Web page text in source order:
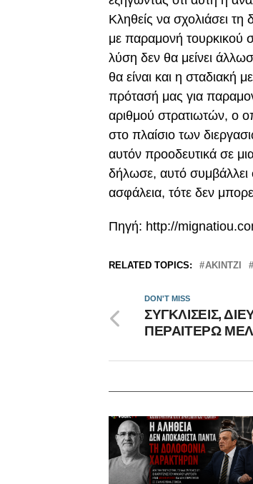
Κληθείς να σχολιάσει
με παραμονή τουρκικού
λύση δεν θα μείνει
θα είναι και η σταδιακή
πρότασή μας για
αριθμού στρατιωτών, ο
στο πλαίσιο των
αυτόν προοδευτικά σε
δήλωσε, αυτό συμβάλλει
ασφάλεια, τότε δεν
Πηγή: http://
RELATED TOPICS: ΑΚΙΝΤΖΙ
DON'T MISS
ΣΥΓΚΛΙΣΕΙΣ,
ΠΕΡΑΙΤΕΡΩ